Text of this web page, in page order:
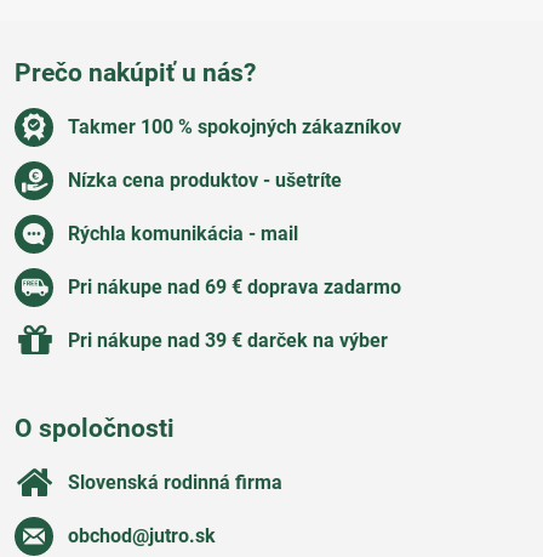
Prečo nakúpiť u nás?
Takmer 100 % spokojných zákazníkov
Nízka cena produktov - ušetríte
Rýchla komunikácia - mail
Pri nákupe nad 69 € doprava zadarmo
Pri nákupe nad 39 € darček na výber
O spoločnosti
Slovenská rodinná firma
obchod​@jutro​.sk